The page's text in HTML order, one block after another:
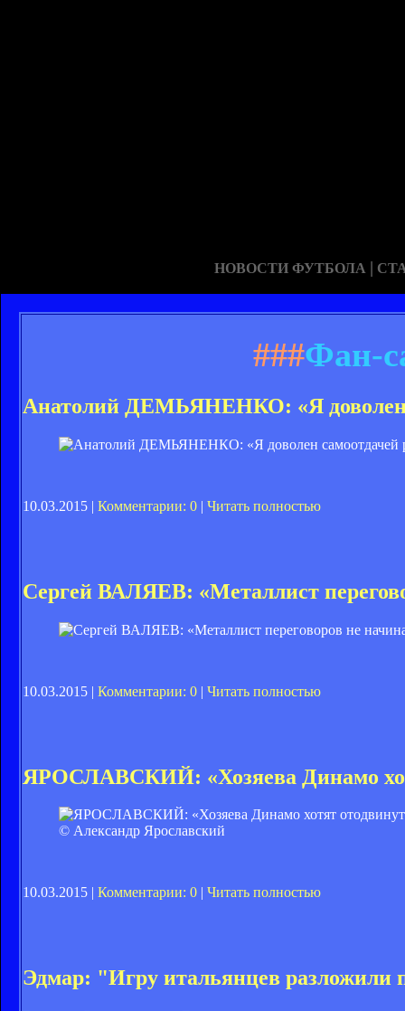
НОВОСТИ ФУТБОЛА |
###Фан-
Анатолий ДЕМЬЯНЕНКО: «Я доволен
10.03.2015 | Комментарии: 0 | Читать полностью
Сергей ВАЛЯЕВ: «Металлист
10.03.2015 | Комментарии: 0 | Читать полностью
ЯРОСЛАВСКИЙ: «Хозяева Динамо
© Александр Ярославский
10.03.2015 | Комментарии: 0 | Читать полностью
Эдмар: "Игру итальянцев разложили